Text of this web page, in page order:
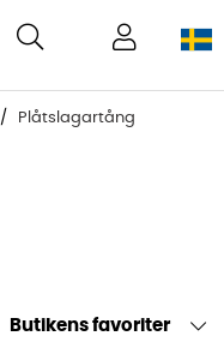
Plåtslagartång
Butikens favoriter